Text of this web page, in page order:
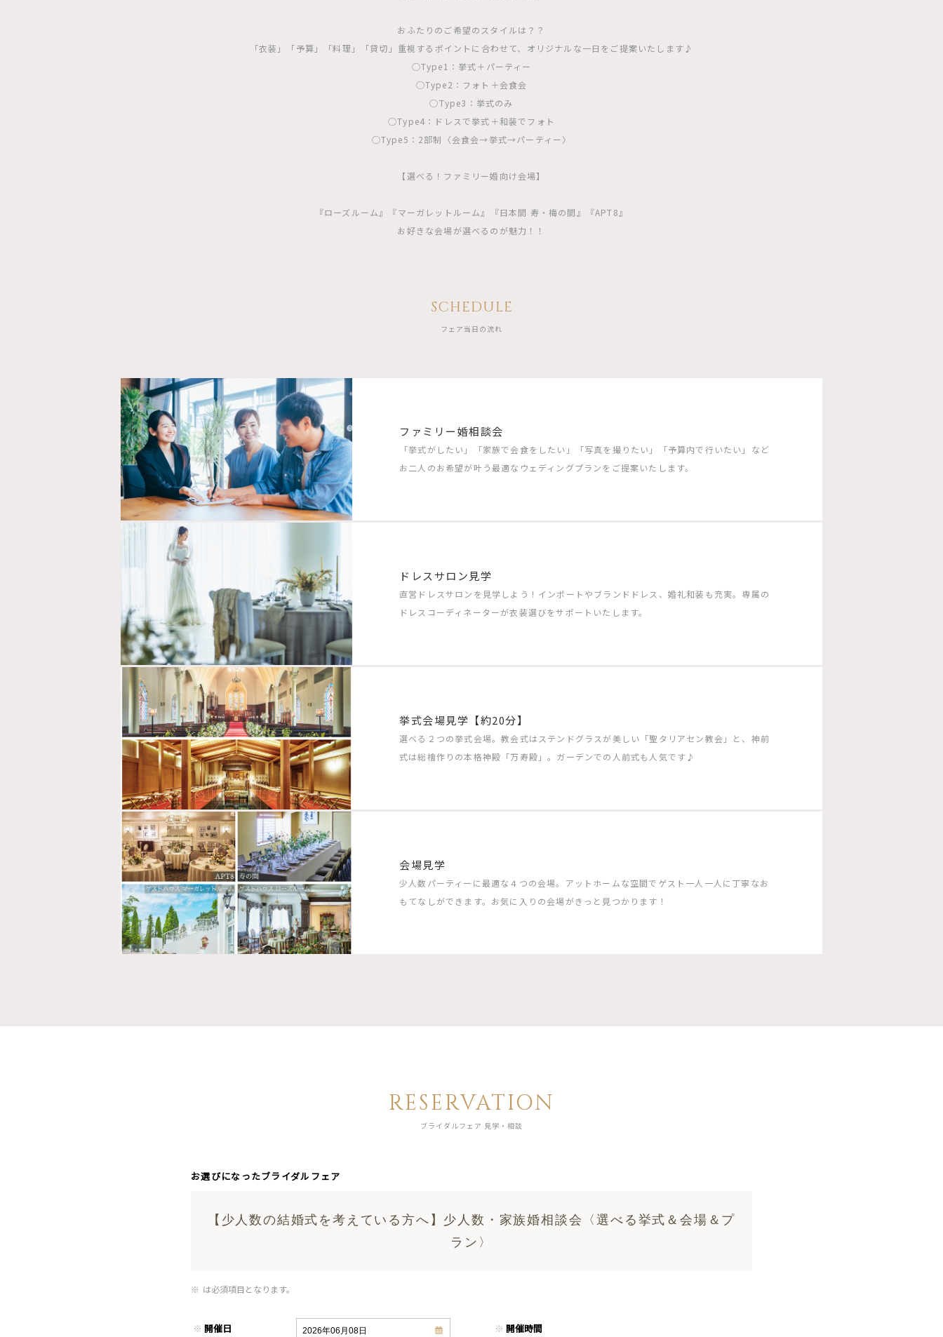
おふたりのご希望のスタイルは？？
「衣装」「予算」「料理」「貸切」重視するポイントに合わせて、オリジナルな一日をご提案いたします♪
◯Type1：挙式＋パーティー
◯Type2：フォト＋会食会
◯Type3：挙式のみ
◯Type4：ドレスで挙式＋和装でフォト
◯Type5：2部制〈会食会→挙式→パーティー〉
【選べる！ファミリー婚向け会場】
『ローズルーム』『マーガレットルーム』『日本間 寿・梅の間』『APT8』
お好きな会場が選べるのが魅力！！
SCHEDULE
フェア当日の流れ
ファミリー婚相談会
「挙式がしたい」「家族で会食をしたい」「写真を撮りたい」「予算内で行いたい」など
お二人のお希望が叶う最適なウェディングプランをご提案いたします。
ドレスサロン見学
直営ドレスサロンを見学しよう！インポートやブランドドレス、婚礼和装も充実。専属の
ドレスコーディネーターが衣装選びをサポートいたします。
挙式会場見学【約20分】
選べる２つの挙式会場。教会式はステンドグラスが美しい「聖タリアセン教会」と、神前
式は総檜作りの本格神殿「万寿殿」。ガーデンでの人前式も人気です♪
会場見学
少人数パーティーに最適な４つの会場。アットホームな空間でゲスト一人一人に丁寧なお
もてなしができます。お気に入りの会場がきっと見つかります！
RESERVATION
ブライダルフェア 見学・相談
お選びになったブライダルフェア
【少人数の結婚式を考えている方へ】少人数・家族婚相談会〈選べる挙式＆会場＆プ
ラン〉
※ は必須項目となります。
※ 開催日 ※ 開催時間